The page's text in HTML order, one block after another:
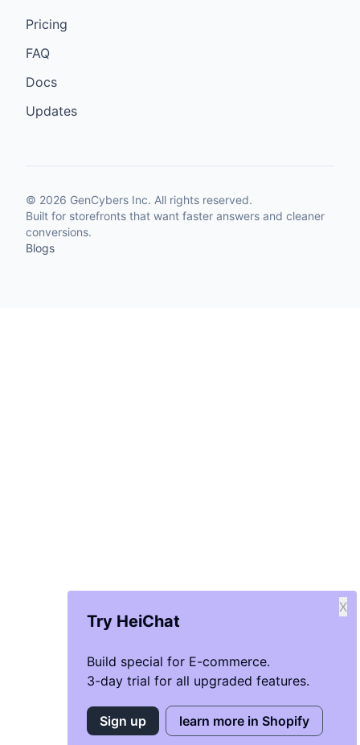
Try HeiChat
Build special for E-commerce.
3-day trial for all upgraded features.
X
Sign up learn more in Shopify
Pricing
FAQ
Docs
Updates
© 2026 GenCybers Inc. All rights reserved.
Built for storefronts that want faster answers and cleaner
conversions.
Blogs